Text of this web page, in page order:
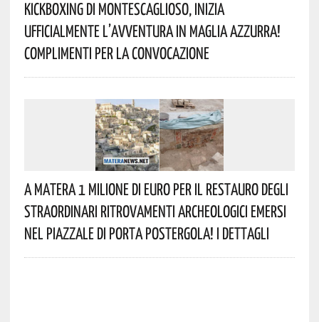
Kickboxing Di Montescaglioso, Inizia
Ufficialmente L’avventura In Maglia Azzurra!
Complimenti Per La Convocazione
A Matera 1 Milione Di Euro Per Il Restauro Degli
Straordinari Ritrovamenti Archeologici Emersi
Nel Piazzale Di Porta Postergola! I Dettagli